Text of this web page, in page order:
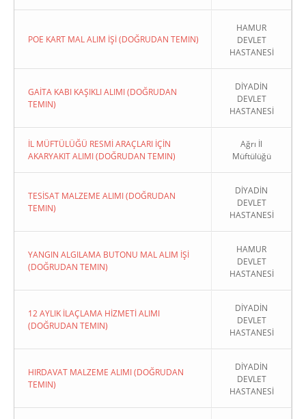
POE KART MAL ALIM İŞİ (DOĞRUDAN TEMIN)
HAMUR
DEVLET
HASTANESİ
GAİTA KABI KAŞIKLI ALIMI (DOĞRUDAN
TEMIN)
DİYADİN
DEVLET
HASTANESİ
İL MÜFTÜLÜĞÜ RESMİ ARAÇLARI İÇİN
AKARYAKIT ALIMI (DOĞRUDAN TEMIN)
Ağrı İl
Müftülüğü
TESİSAT MALZEME ALIMI (DOĞRUDAN
TEMIN)
DİYADİN
DEVLET
HASTANESİ
YANGIN ALGILAMA BUTONU MAL ALIM İŞİ
(DOĞRUDAN TEMIN)
HAMUR
DEVLET
HASTANESİ
12 AYLIK İLAÇLAMA HİZMETİ ALIMI
(DOĞRUDAN TEMIN)
DİYADİN
DEVLET
HASTANESİ
HIRDAVAT MALZEME ALIMI (DOĞRUDAN
TEMIN)
DİYADİN
DEVLET
HASTANESİ